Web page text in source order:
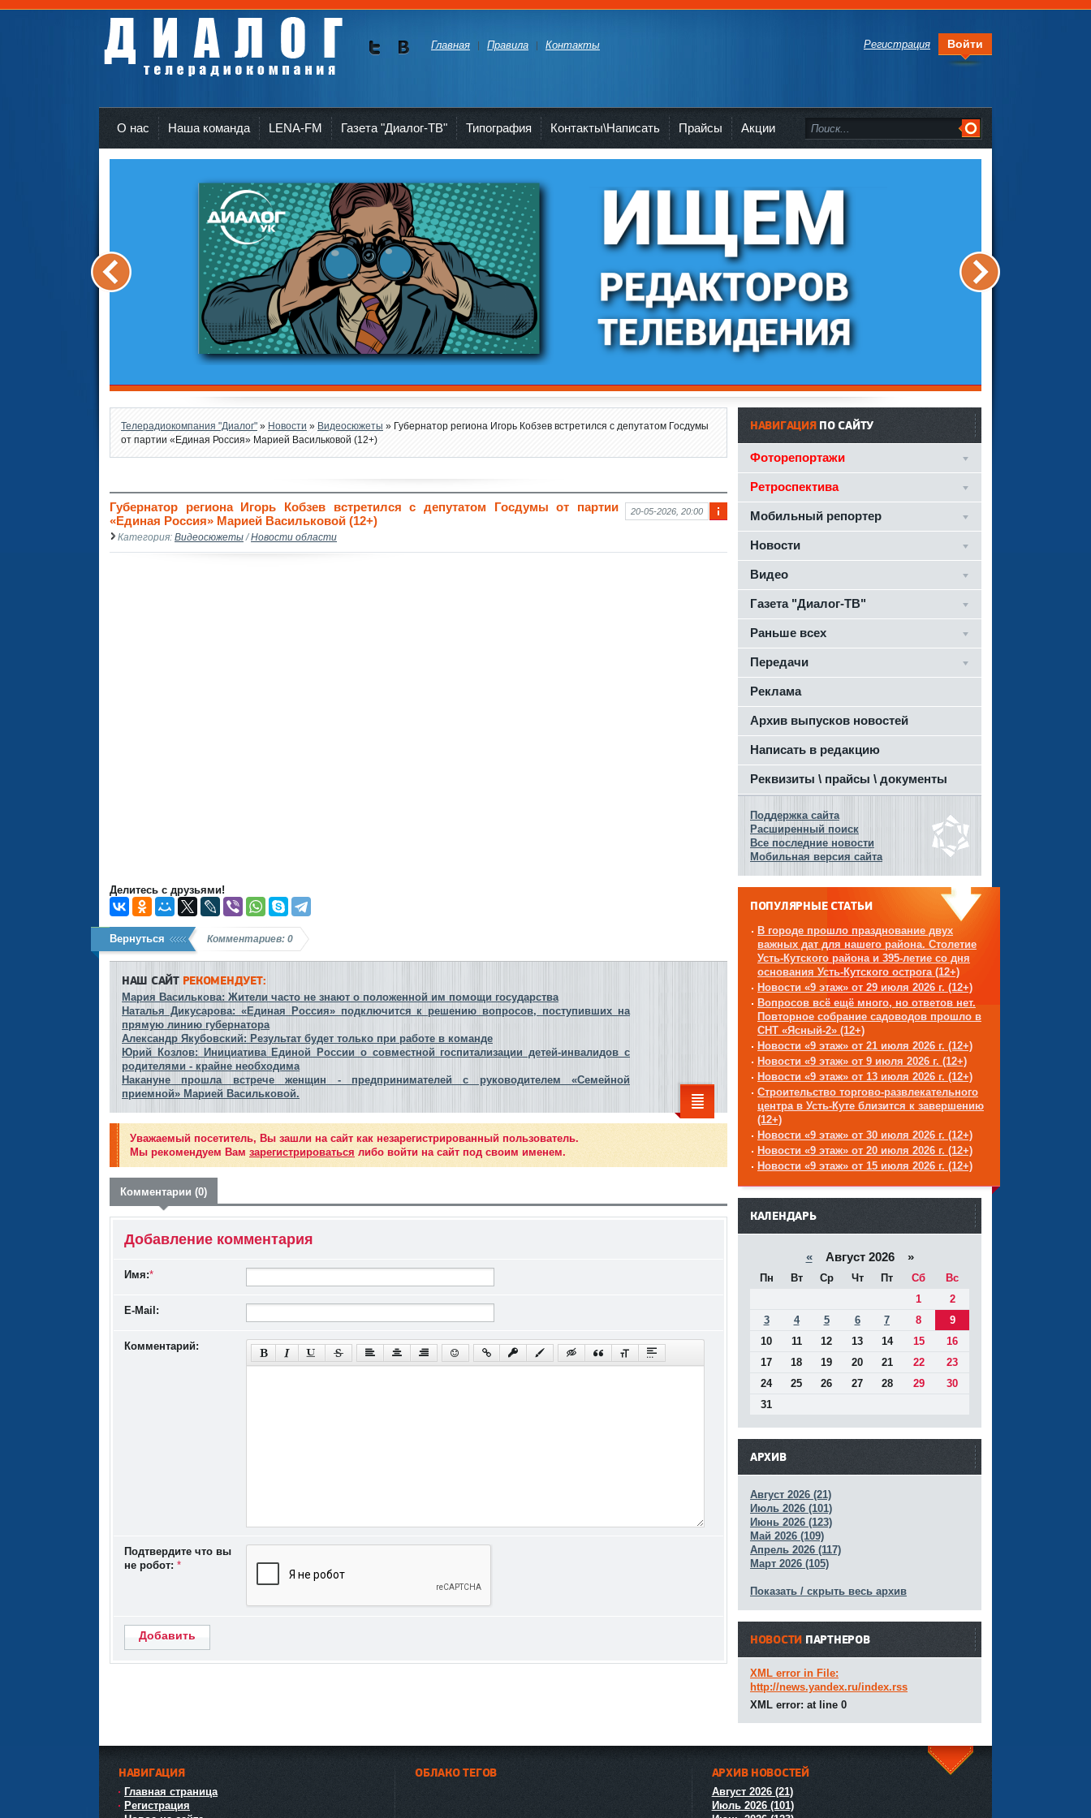
Регистрация Войти
Главная Правила Контакты
О нас Наша команда LENA-FM Газета "Диалог-ТВ" Типография Контакты\Написать Прайсы Акции
Телерадиокомпания "Диалог" » Новости » Видеосюжеты » Губернатор региона Игорь Кобзев встретился с депутатом Госдумы
от партии «Единая Россия» Марией Васильковой (12+)
рм
20-05-2026, 20:00
Губернатор региона Игорь Кобзев встретился с депутатом Госдумы от партии
«Единая Россия» Марией Васильковой (12+)
Категория: Видеосюжеты /Новости области
Делитесь с друзьями!
Вернуться Комментариев: 0
НАШ САЙТРЕКОМЕНДУЕТ:
Мария Василькова: Жители часто не знают о положенной им помощи государства
Наталья Дикусарова: «Единая Россия» подключится к решению вопросов, поступивших на
прямую линию губернатора
Александр Якубовский: Результат будет только при работе в команде
Юрий Козлов: Инициатива Единой России о совместной госпитализации детей-инвалидов с
родителями - крайне необходима
Накануне прошла встрече женщин - предпринимателей с руководителем «Семейной
приемной» Марией Васильковой.
Уважаемый посетитель, Вы зашли на сайт как незарегистрированный пользователь.
Мы рекомендуем Вам зарегистрироваться либо войти на сайт под своим именем.
Комментарии (0)
Добавление комментария
Имя:*
E-Mail:
Комментарий:
Подтвердите что вы
не робот: *
Добавить
НАВИГАЦИЯПО САЙТУ
Фоторепортажи
Ретроспектива
Мобильный репортер
Новости
Видео
Газета "Диалог-ТВ"
Раньше всех
Передачи
Реклама
Архив выпусков новостей
Написать в редакцию
Реквизиты \ прайсы \ документы
Поддержка сайта
Расширенный поиск
Все последние новости
Мобильная версия сайта
ПОПУЛЯРНЫЕ СТАТЬИ
В городе прошло празднование двух
важных дат для нашего района. Столетие
Усть-Кутского района и 395-летие со дня
основания Усть-Кутского острога (12+)
Новости «9 этаж» от 29 июля 2026 г. (12+)
Вопросов всё ещё много, но ответов нет.
Повторное собрание садоводов прошло в
СНТ «Ясный-2» (12+)
Новости «9 этаж» от 21 июля 2026 г. (12+)
Новости «9 этаж» от 9 июля 2026 г. (12+)
Новости «9 этаж» от 13 июля 2026 г. (12+)
Строительство торгово-развлекательного
центра в Усть-Куте близится к завершению
(12+)
Новости «9 этаж» от 30 июля 2026 г. (12+)
Новости «9 этаж» от 20 июля 2026 г. (12+)
Новости «9 этаж» от 15 июля 2026 г. (12+)
------
КАЛЕНДАРЬ
«Август 2026 »
Пн Вт Ср Чт Пт Сб
Вс
1
2
3
4 5 6 7 8
9
10
11 12 13 14 15
16
17
18 19 20 21 22
23
24
25 26 27 28 29
30
31
АРХИВ
Август 2026 (21)
Июль 2026 (101)
Июнь 2026 (123)
Май 2026 (109)
Апрель 2026 (117)
Март 2026 (105)
Показать / скрыть весь архив
НОВОСТИ ПАРТНЕРОВ
XML error in File:
http://news.yandex.ru/index.rss
XML error: at line 0
НАВИГАЦИЯ
Главная страница
Регистрация
ОБЛАКО ТЕГОВ АРХИВ НОВОСТЕЙ
Август 2026 (21)
Июль 2026 (101)